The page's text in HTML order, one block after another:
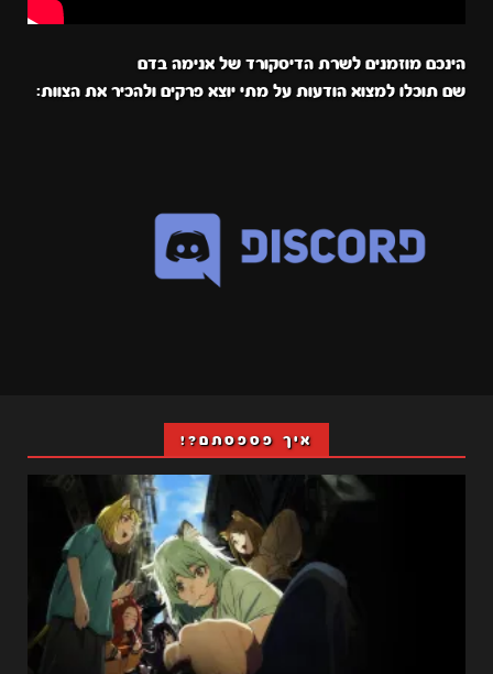
הינכם מוזמנים לשרת הדיסקורד של אנימה בדם
שם תוכלו למצוא הודעות על מתי יוצא פרקים ולהכיר את הצוות:
איך פספסתם?!